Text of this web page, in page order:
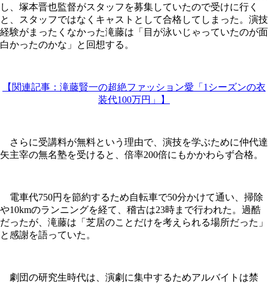
し、塚本晋也監督がスタッフを募集していたので受けに行く
と、スタッフではなくキャストとして合格してしまった。演技
経験がまったくなかった滝藤は「目が泳いじゃっていたのが面
白かったのかな」と回想する。
【関連記事：滝藤賢一の超絶ファッション愛「1シーズンの衣
装代100万円」】
さらに受講料が無料という理由で、演技を学ぶために仲代達
矢主宰の無名塾を受けると、倍率200倍にもかかわらず合格。
電車代750円を節約するため自転車で50分かけて通い、掃除
や10kmのランニングを経て、稽古は23時まで行われた。過酷
だったが、滝藤は「芝居のことだけを考えられる場所だった」
と感謝を語っていた。
劇団の研究生時代は、演劇に集中するためアルバイトは禁